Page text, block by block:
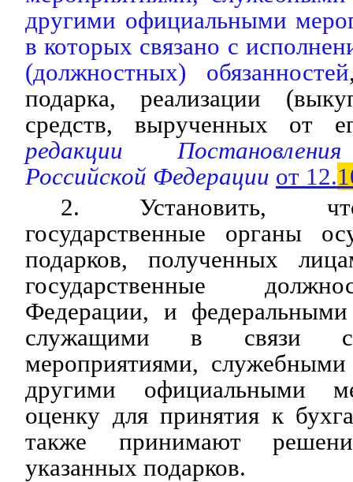
другими официальными
в которых связано с
(должностных) обязанностей
подарка, реализации
средств, вырученных от
редакции
Российской Федерации от 12.
2. Установить,
государственные органы
подарков, полученных
государственные
Федерации, и федеральными
служащими в связи с
мероприятиями,
другими официальными
оценку для принятия к
также принимают
указанных подарков.